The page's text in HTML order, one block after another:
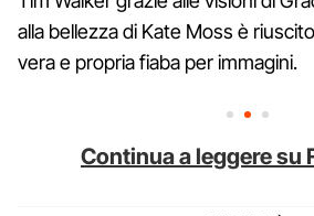
alla bellezza di Kate Moss è
vera e propria fiaba per immagini.
Continua a leggere su